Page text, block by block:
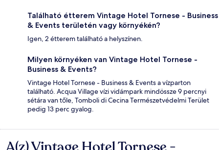
Található étterem Vintage Hotel Tornese - Business
& Events területén vagy környékén?
Igen, 2 étterem található a helyszínen.
Milyen környéken van Vintage Hotel Tornese -
Business & Events?
Vintage Hotel Tornese - Business & Events a vízparton
található. Acqua Village vízi vidámpark mindössze 9 percnyi
sétára van tőle, Tomboli di Cecina Természetvédelmi Terület
pedig 13 perc gyalog.
Értékelések